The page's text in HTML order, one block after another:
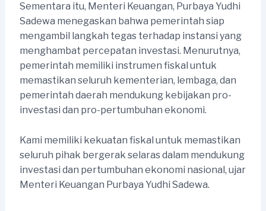
Sementara itu, Menteri Keuangan, Purbaya Yudhi
Sadewa menegaskan bahwa pemerintah siap
mengambil langkah tegas terhadap instansi yang
menghambat percepatan investasi. Menurutnya,
pemerintah memiliki instrumen fiskal untuk
memastikan seluruh kementerian, lembaga, dan
pemerintah daerah mendukung kebijakan pro-
investasi dan pro-pertumbuhan ekonomi.
Kami memiliki kekuatan fiskal untuk memastikan
seluruh pihak bergerak selaras dalam mendukung
investasi dan pertumbuhan ekonomi nasional, ujar
Menteri Keuangan Purbaya Yudhi Sadewa.